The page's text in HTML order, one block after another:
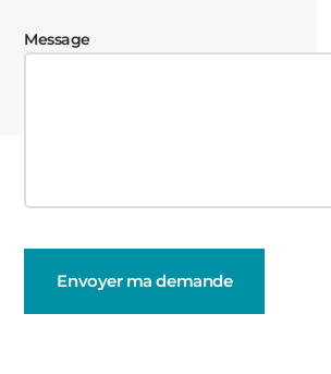
Message